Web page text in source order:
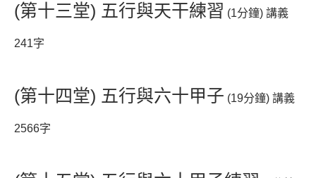
(第十三堂) 五行與天干練習 (1分鐘) 講義
241字
(第十四堂) 五行與六十甲子 (19分鐘) 講義
2566字